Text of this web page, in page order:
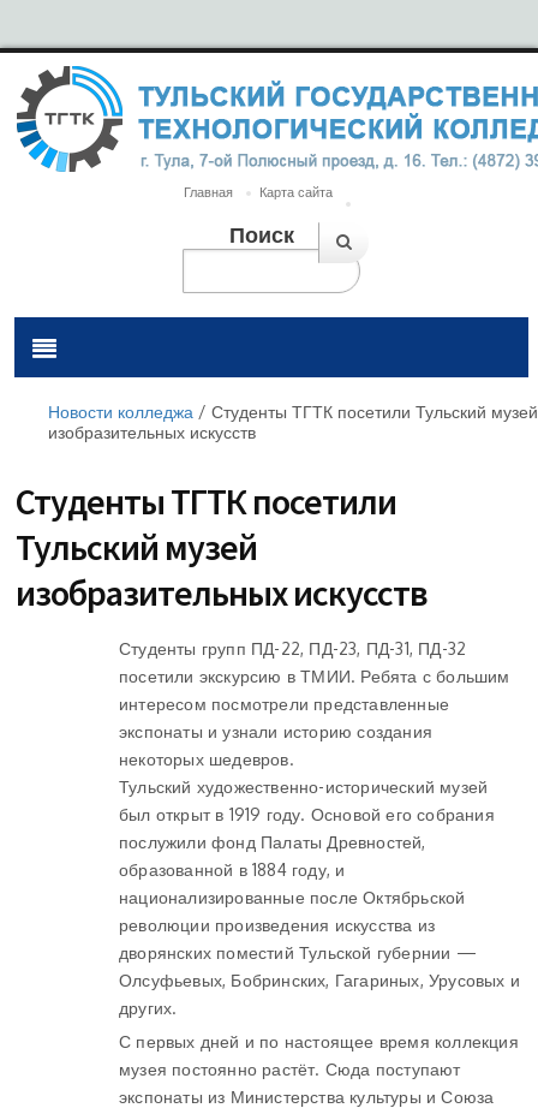
Главная Карта сайта
Поиск
Новости колледжа / Студенты ТГТК посетили Тульский музей
изобразительных искусств
Студенты ТГТК посетили
Тульский музей
изобразительных искусств
Студенты групп ПД-22, ПД-23, ПД-31, ПД-32
посетили экскурсию в ТМИИ. Ребята с большим
интересом посмотрели представленные
экспонаты и узнали историю создания
некоторых шедевров.
Тульский художественно-исторический музей
был открыт в 1919 году. Основой его собрания
послужили фонд Палаты Древностей,
образованной в 1884 году, и
национализированные после Октябрьской
революции произведения искусства из
дворянских поместий Тульской губернии —
Олсуфьевых, Бобринских, Гагариных, Урусовых и
других.
С первых дней и по настоящее время коллекция
музея постоянно растёт. Сюда поступают
экспонаты из Министерства культуры и Союза